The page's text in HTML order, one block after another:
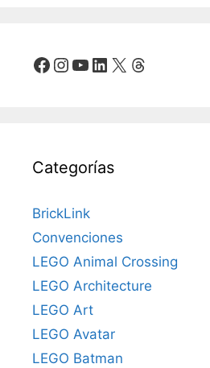
Facebook
Instagram
YouTube
LinkedIn
X Threads
Categorías
BrickLink
Convenciones
LEGO Animal Crossing
LEGO Architecture
LEGO Art
LEGO Avatar
LEGO Batman